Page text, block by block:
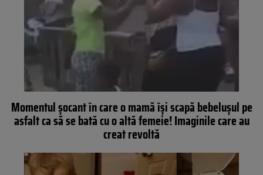
Momentul şocant în care o mamă îşi scapă bebeluşul pe
asfalt ca să se bată cu o altă femeie! Imaginile care au
creat revoltă